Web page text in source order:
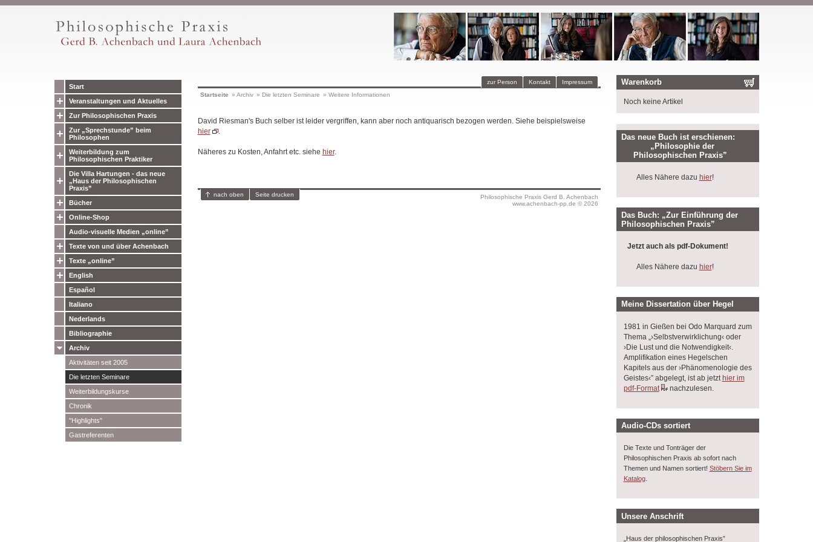
Start
Veranstaltungen und Aktuelles
Zur Philosophischen Praxis
Zur „Sprechstunde” beim
Philosophen
Weiterbildung zum
Philosophischen Praktiker
Die Villa Hartungen - das neue
„Haus der Philosophischen
Praxis”
Bücher
Online-Shop
Audio-visuelle Medien „online”
Texte von und über Achenbach
Texte „online”
English
Español
Italiano
Nederlands
Bibliographie
Archiv
Aktivitäten seit 2005
Die letzten Seminare
Weiterbildungskurse
Chronik
"Highlights"
Gastreferenten
Impressum
Kontakt
zur Person
Startseite » Archiv » Die letzten Seminare » Weitere Informationen
David Riesman's Buch selber ist leider vergriffen, kann aber noch antiquarisch bezogen werden. Siehe beispielsweise
hier
.
Näheres zu Kosten, Anfahrt etc. siehe hier.
Philosophische Praxis Gerd B. Achenbach
www.achenbach-pp.de © 2026
nach oben Seite drucken
Warenkorb
Noch keine Artikel
Das neue Buch ist erschienen:
„Philosophie der
Philosophischen Praxis”
Alles Nähere dazu hier!
Das Buch: „Zur Einführung der
Philosophischen Praxis”
Jetzt auch als pdf-Dokument!
Alles Nähere dazu hier!
Meine Dissertation über Hegel
1981 in Gießen bei Odo Marquard zum
Thema „›Selbstverwirklichung‹ oder
›Die Lust und die Notwendigkeit‹.
Amplifikation eines Hegelschen
Kapitels aus der ›Phänomenologie des
Geistes‹” abgelegt, ist ab jetzt hier im
pdf-Format
nachzulesen.
Audio-CDs sortiert
Die Texte und Tonträger der
Philosophischen Praxis ab sofort nach
Themen und Namen sortiert! Stöbern Sie im
Katalog.
Unsere Anschrift
„Haus der philosophischen Praxis”